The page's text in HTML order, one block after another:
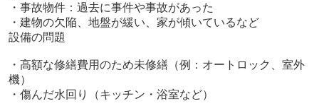
・事故物件：過去に事件や事故があった
・建物の欠陥、地盤が緩い、家が傾いているなど
設備の問題
・高額な修繕費用のため未修繕（例：オートロック、室外
機）
・傷んだ水回り（キッチン・浴室など）